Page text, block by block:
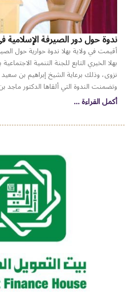
ندوة حول دور الصيرفة الإسلامية
أقيمت في ولاية بهلا ندوة حوارية حول
بهلا الخيري التابع للجنة التنمية
نزوى، وذلك برعاية الشيخ إبراهيم بن سعيد
وتضمنت الندوة التي ألقاها الدكتور
في الصيرفة الإسلامية على العديد من
الجمهور، وطرحت عليها العديد من
الصيرفة الإسلامية. كما استعرضت الندوة
مليون ريال. وأشار الكندي إلى أن أبرز
المصارف الإسلامية بسلطنة عمان تطوير
15
المحاور أهمها المصرفية الإسلامية،
المصارف وأهم عوائد وجود المصارف، التي
وتنمية أموال الزكاة وأموال الوقف
المشكلات ومحور العقود والفروق
أكمل القراءة ...